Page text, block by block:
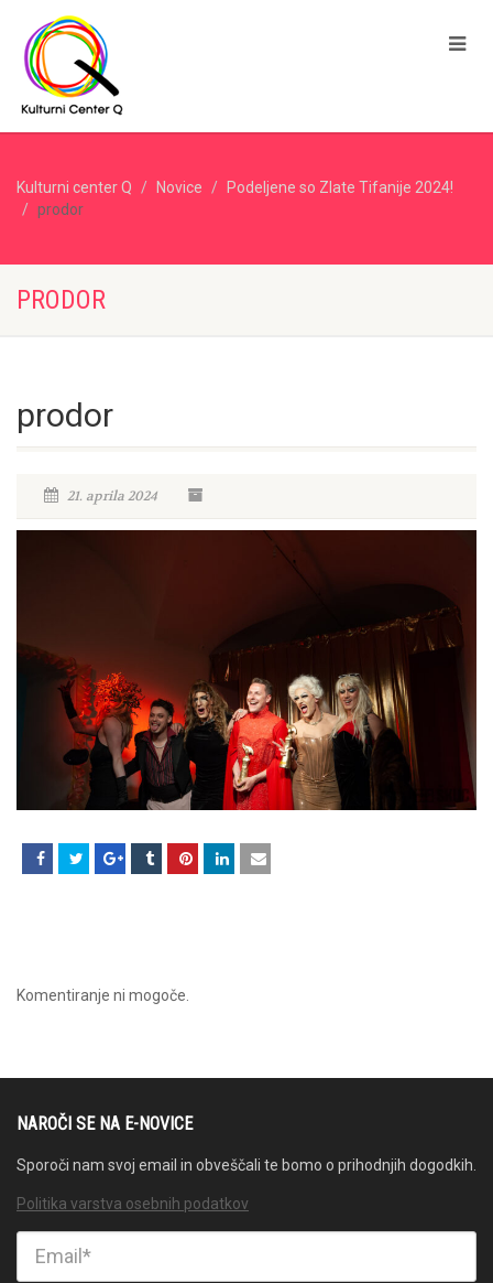
Kulturni center Q Novice
Podeljene so Zlate Tifanije 2024!
prodor
PRODOR
prodor
21. aprila 2024
Komentiranje ni mogoče.
NAROČI SE NA E-NOVICE
Sporoči nam svoj email in obveščali te bomo o prihodnjih dogodkih.
Politika varstva osebnih podatkov